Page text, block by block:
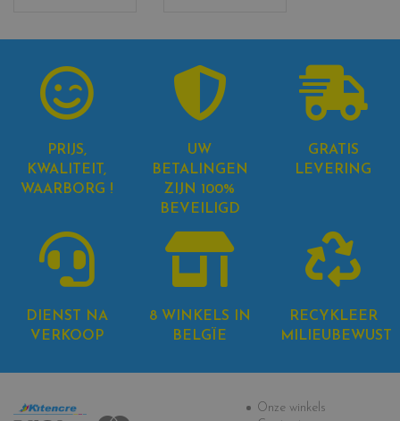
PRIJS,
KWALITEIT,
WAARBORG !
UW
BETALINGEN
ZIJN 100%
BEVEILIGD
GRATIS
LEVERING
DIENST NA
VERKOOP
8 WINKELS IN
BELGÏE
RECYKLEER
MILIEUBEWUST
Informatie
Onze winkels